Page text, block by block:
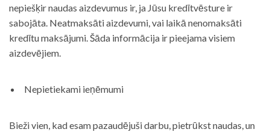
nepiešķir naudas aizdevumus ir, ja Jūsu kredītvēsture ir
sabojāta. Neatmaksāti aizdevumi, vai laikā nenomaksāti
kredītu maksājumi. Šāda informācija ir pieejama visiem
aizdevējiem.
Nepietiekami ieņēmumi
Bieži vien, kad esam pazaudējuši darbu, pietrūkst naudas, un